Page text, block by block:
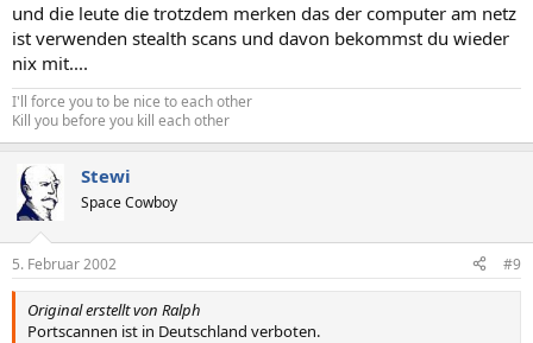
und die leute die trotzdem merken das der computer am netz
ist verwenden stealth scans und davon bekommst du wieder
nix mit....
I'll force you to be nice to each other
Kill you before you kill each other
Stewi
Space Cowboy
5. Februar 2002 #9
Original erstellt von Ralph
Portscannen ist in Deutschland verboten.